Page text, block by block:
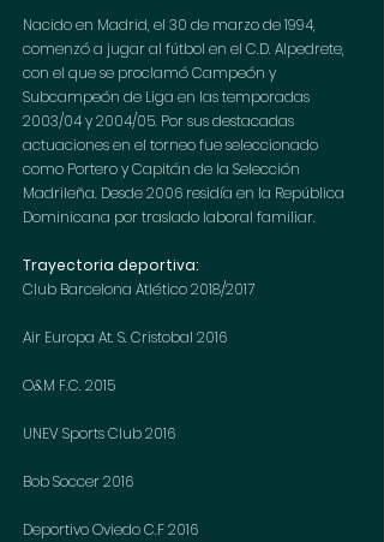
Nacido en Madrid, el 30 de marzo de 1994,
comenzó a jugar al fútbol en el C.D. Alpedrete,
con el que se proclamó Campeón y
Subcampeón de Liga en las temporadas
2003/04 y 2004/05. Por sus destacadas
actuaciones en el torneo fue seleccionado
como Portero y Capitán de la Selección
Madrileña. Desde 2006 residía en la República
Dominicana por traslado laboral familiar.
Trayectoria deportiva:
Club Barcelona Atlético 2018/2017
Air Europa At. S. Cristobal 2016
O&M F.C. 2015
UNEV Sports Club 2016
Bob Soccer 2016
Deportivo Oviedo C.F 2016